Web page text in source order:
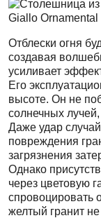
Отблески огня
создавая
усиливает
Его
высоте. Он не
солнечных
Даже удар
повреждения
загрязнения
Однако
через цветовую
спровоцировать
желтый гранит